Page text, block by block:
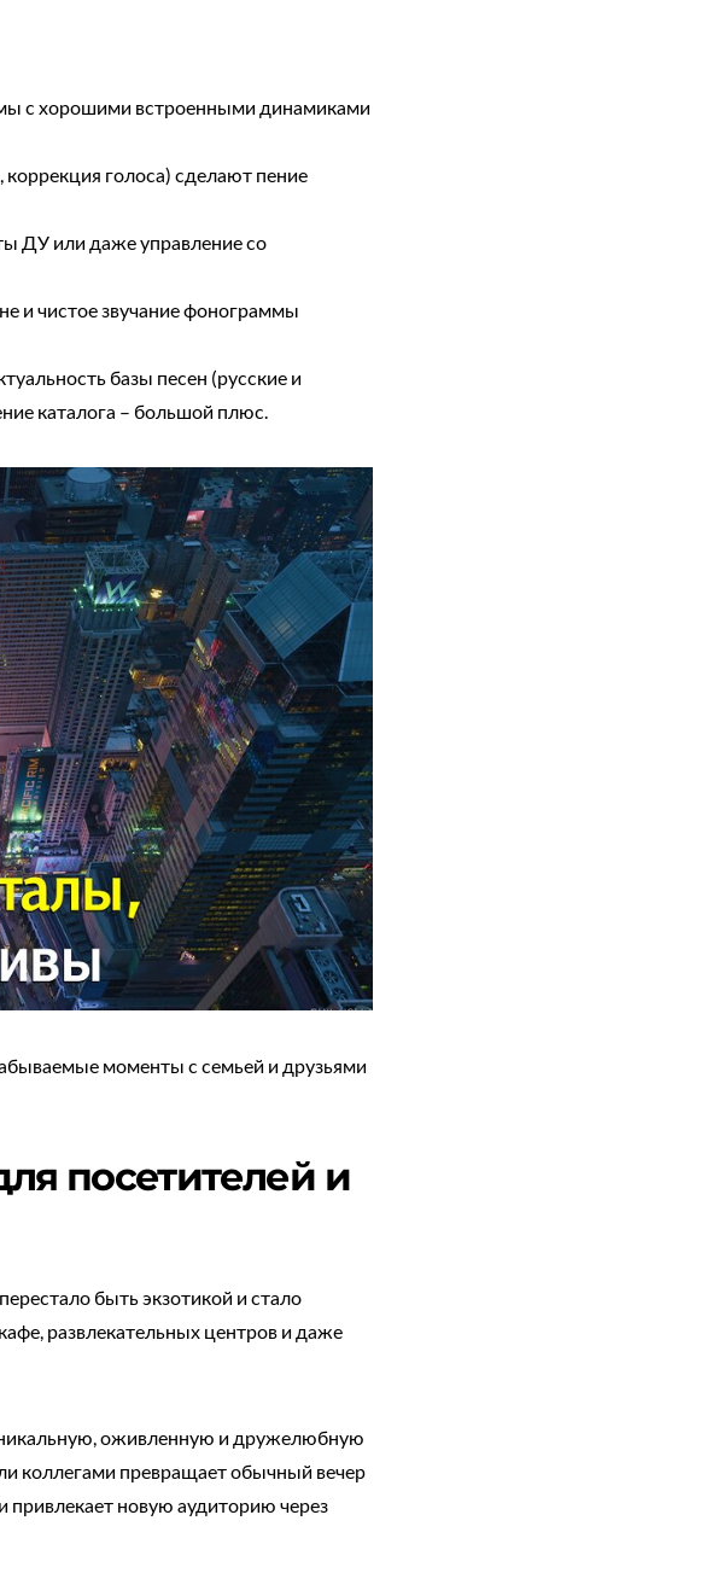
с хорошими встроенными динамиками
голоса) сделают пение
ДУ или даже управление со
и чистое звучание фонограммы
базы песен (русские и
каталога – большой плюс.
моменты с семьей и друзьями
посетителей и
быть экзотикой и стало
развлекательных центров и даже
оживленную и дружелюбную
коллегами превращает обычный вечер
привлекает новую аудиторию через